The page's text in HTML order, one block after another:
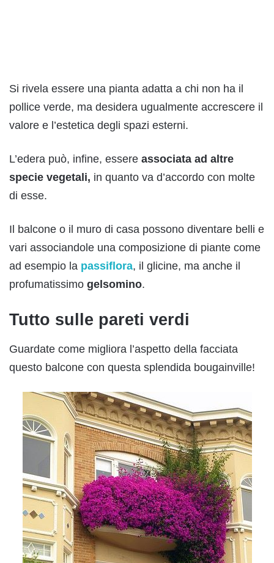
Si rivela essere una pianta adatta a chi non ha il
pollice verde, ma desidera ugualmente accrescere il
valore e l’estetica degli spazi esterni.
L’edera può, infine, essere associata ad altre
specie vegetali, in quanto va d’accordo con molte
di esse.
Il balcone o il muro di casa possono diventare belli e
vari associandole una composizione di piante come
ad esempio la passiflora, il glicine, ma anche il
profumatissimo gelsomino.
Tutto sulle pareti verdi
Guardate come migliora l’aspetto della facciata
questo balcone con questa splendida bougainville!